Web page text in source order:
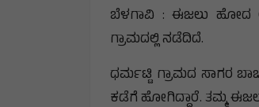
ಬೆಳಗಾವಿ : ಈಜಲು ಹೋದ
ಗ್ರಾಮದಲ್ಲಿ ನಡೆದಿದೆ.
ಧರ್ಮಟ್ಟಿ ಗ್ರಾಮದ ಸಾಗರ
ಕಡೆಗೆ ಹೋಗಿದ್ದಾರೆ. ತಮ್ಮ